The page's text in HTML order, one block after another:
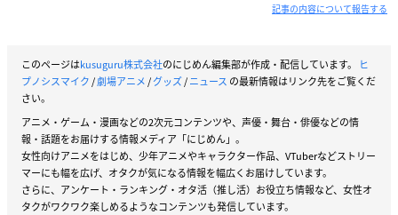
記事の内容について報告する
このページはkusuguru株式会社のにじめん編集部が作成・配信しています。
ヒ
プノシスマイク/劇場アニメ/グッズ/ニュース の最新情報はリンク先をご覧くだ
さい。
アニメ・ゲーム・漫画などの2次元コンテンツや、声優・舞台・俳優などの情
報・話題をお届けする情報メディア「にじめん」。
女性向けアニメをはじめ、少年アニメやキャラクター作品、VTuberなどストリー
マーにも幅を広げ、オタクが気になる情報を幅広くお届けしています。
さらに、アンケート・ランキング・オタ活（推し活）お役立ち情報など、女性オ
タクがワクワク楽しめるようなコンテンツも発信しています。